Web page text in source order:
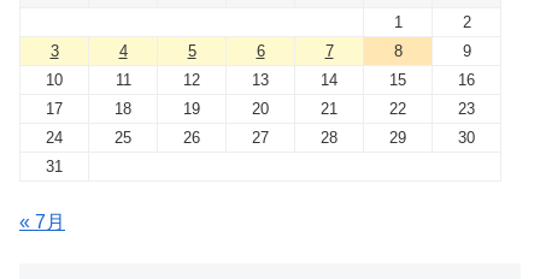
1
2
3
4 5 6 7 8
9
10
11 12 13 14 15
16
17
18 19 20 21 22
23
24
25 26 27 28 29
30
31
« 7月